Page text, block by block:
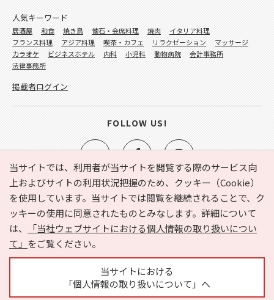
当サイトでは、利用者が当サイトを閲覧する際のサービス向
上およびサイトの利用状況把握のため、クッキー（Cookie）
を使用しています。当サイトでは閲覧を継続されることで、ク
ッキーの使用に同意されたものとみなします。詳細について
は、
「当社ウェブサイトにおける個人情報の取り扱いについ
て」 をご覧ください。
当サイトにおける
「個人情報の取り扱いについて」へ
e-NAVITA（イーナビタ）とは？ お気に入り
ヘルプ
利用規約
個人情報の取り扱いについて
運営会社
サイトマップ
広告掲載に関するお問い合わせ
人気キーワード
居酒屋 和食 焼き鳥 懐石・会席料理 焼肉
イタリア料理
フランス料理
アジア料理 喫茶・カフェ リラクゼーション
マッサージ
カラオケ
ビジネスホテル 内科 小児科 動物病院
会計事務所
法律事務所
掲載者ログイン
FOLLOW US!